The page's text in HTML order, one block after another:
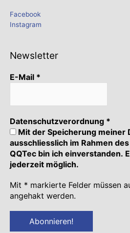
Facebook
Instagram
Newsletter
E-Mail *
Datenschutzverordnung *
Mit der Speicherung meiner
ausschliesslich im Rahmen
QQTec bin ich einverstanden.
jederzeit möglich.
Mit * markierte Felder müssen
angehakt werden.